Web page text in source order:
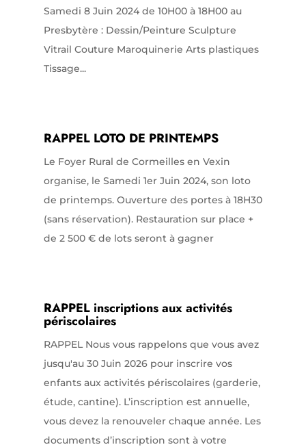
Samedi 8 Juin 2024 de 10H00 à 18H00 au
Presbytère : Dessin/Peinture Sculpture
Vitrail Couture Maroquinerie Arts plastiques
Tissage...
RAPPEL LOTO DE PRINTEMPS
Le Foyer Rural de Cormeilles en Vexin
organise, le Samedi 1er Juin 2024, son loto
de printemps. Ouverture des portes à 18H30
(sans réservation). Restauration sur place +
de 2 500 € de lots seront à gagner
RAPPEL inscriptions aux activités
périscolaires
RAPPEL Nous vous rappelons que vous avez
jusqu'au 30 Juin 2026 pour inscrire vos
enfants aux activités périscolaires (garderie,
étude, cantine). L’inscription est annuelle,
vous devez la renouveler chaque année. Les
documents d’inscription sont à votre